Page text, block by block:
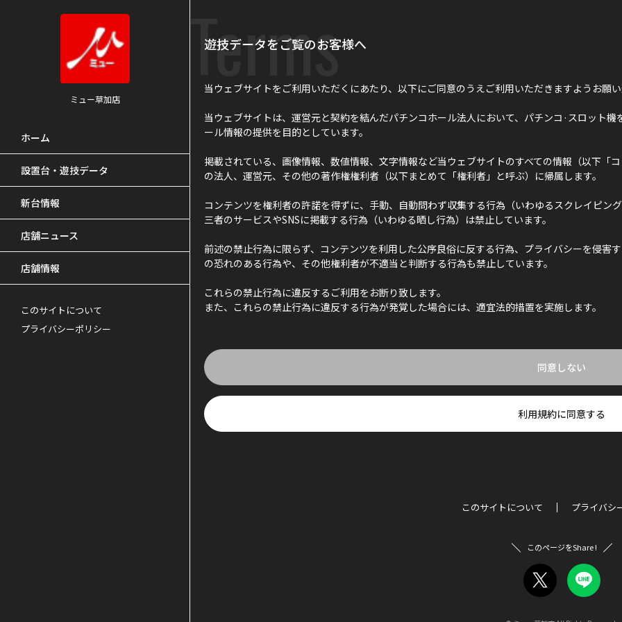
ミュー草加店
ホーム
設置台・遊技データ
新台情報
店舗ニュース
店舗情報
このサイトについて
プライバシーポリシー
Terms
遊技データをご覧のお客様へ
当ウェブサイトをご利用いただくにあたり、以下にご同意のうえご利用いただきますようお願い
当ウェブサイトは、運営元と契約を結んだパチンコホール法人において、パチンコ·スロット
ール情報の提供を目的としています。
掲載されている、画像情報、数値情報、文字情報など当ウェブサイトのすべての情報（以下「
の法人、運営元、その他の著作権権利者（以下まとめて「権利者」と呼ぶ）に帰属します。
コンテンツを権利者の許諾を得ずに、手動、自動問わず収集する行為（いわゆるスクレイピン
三者のサービスやSNSに掲載する行為（いわゆる晒し行為）は禁止しています。
前述の禁止行為に限らず、コンテンツを利用した公序良俗に反する行為、プライバシーを侵害
の恐れのある行為や、その他権利者が不適当と判断する行為も禁止しています。
これらの禁止行為に違反するご利用をお断り致します。
また、これらの禁止行為に違反する行為が発覚した場合には、適宜法的措置を実施します。
同意しない
利用規約に同意する
このサイトについて プライバシ
このページをShare !